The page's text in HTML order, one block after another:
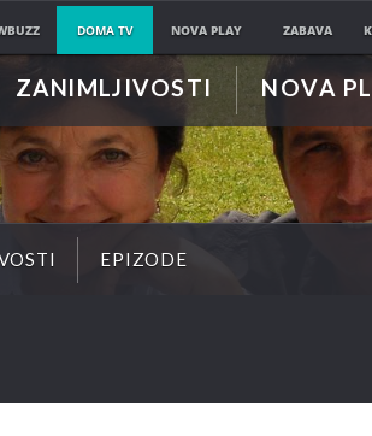
DOMA TV NOVA PLAY ZABAVA
ZANIMLJIVOSTI NOVA
EPIZODE